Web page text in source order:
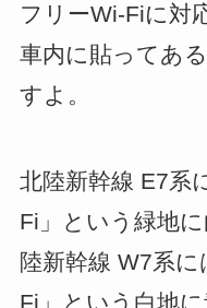
フリーWi-Fiに対
車内に貼ってあ
すよ。
北陸新幹線 E7系
Fi」という緑地
陸新幹線 W7系
Fi」という白地